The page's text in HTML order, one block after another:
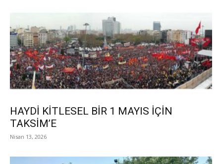
HAYDİ KİTLESEL BİR 1 MAYIS İÇİN
TAKSİM’E
Nisan 13, 2026